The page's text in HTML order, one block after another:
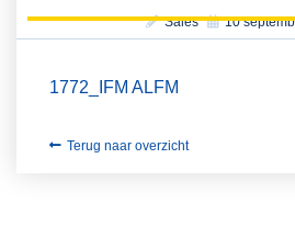
Sales 10
1772_IFM ALFM
Terug naar overzicht